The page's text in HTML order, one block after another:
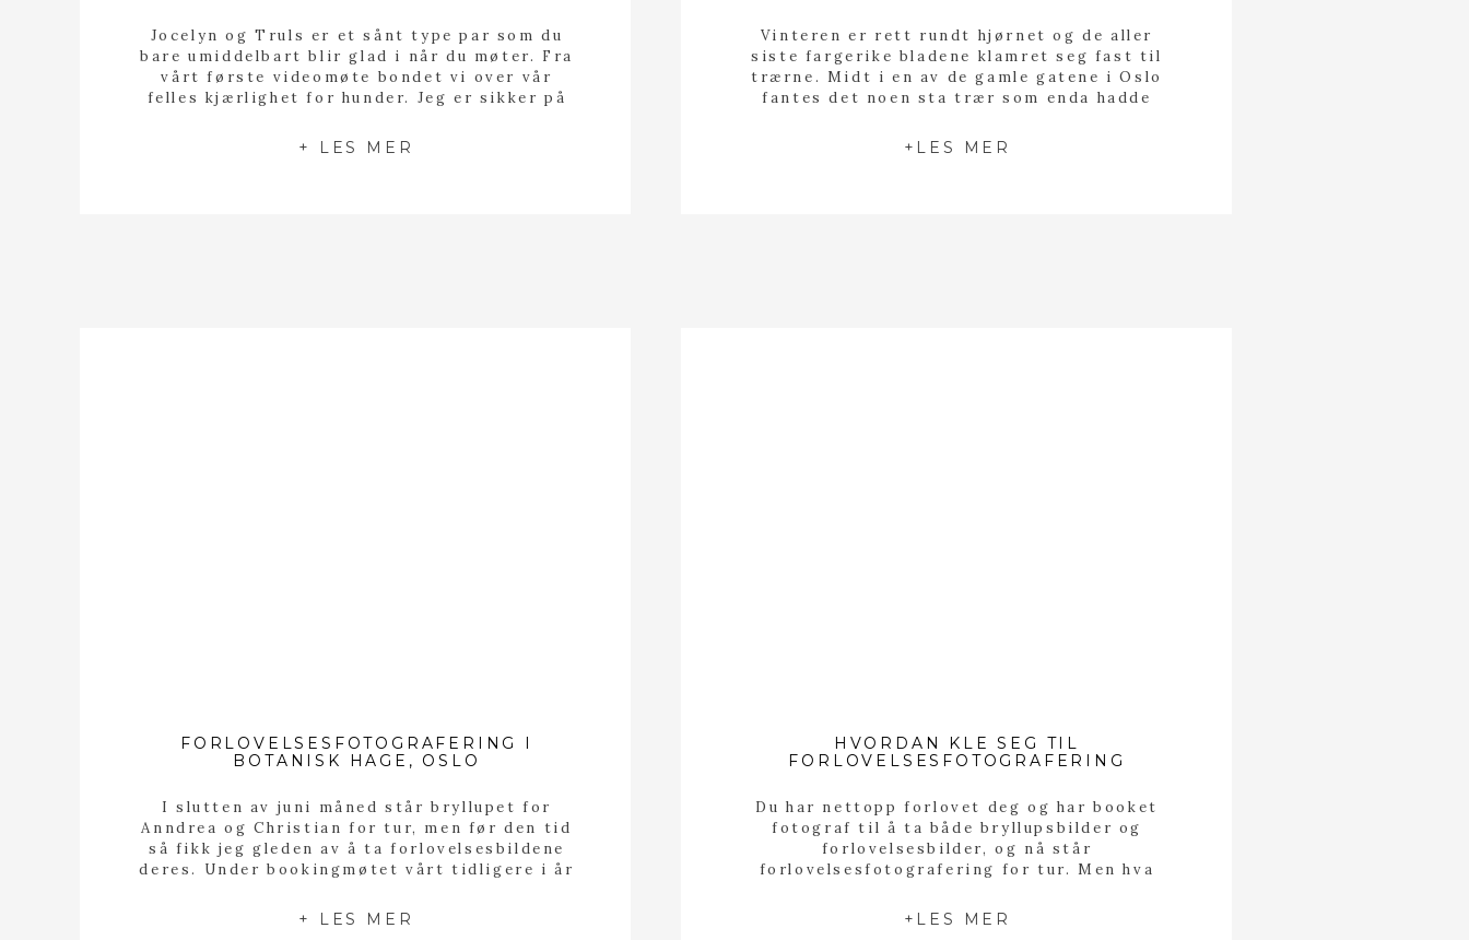
+ LES MER
Jocelyn og Truls er et sånt type par som du
bare umiddelbart blir glad i når du møter. Fra
vårt første videomøte bondet vi over vår
felles kjærlighet for hunder. Jeg er sikker på
pratet om våre firbeinte babyer. Og når jeg
+LES MER
Vinteren er rett rundt hjørnet og de aller
siste fargerike bladene klamret seg fast til
trærne. Midt i en av de gamle gatene i Oslo
fantes det noen sta trær som enda hadde
fotografere i siste rest av høstfarger. Jeg
+ LES MER
I slutten av juni måned står bryllupet for
Anndrea og Christian for tur, men før den tid
så fikk jeg gleden av å ta forlovelsesbildene
deres. Under bookingmøtet vårt tidligere i år
drømmene hun hadde for bryllupet deres var
FORLOVELSESFOTOGRAFERING I
BOTANISK HAGE, OSLO
+LES MER
Du har nettopp forlovet deg og har booket
fotograf til å ta både bryllupsbilder og
forlovelsesbilder, og nå står
forlovelsesfotografering for tur. Men hva
en slik fotografering? Hva burde du tenke
HVORDAN KLE SEG TIL
FORLOVELSESFOTOGRAFERING